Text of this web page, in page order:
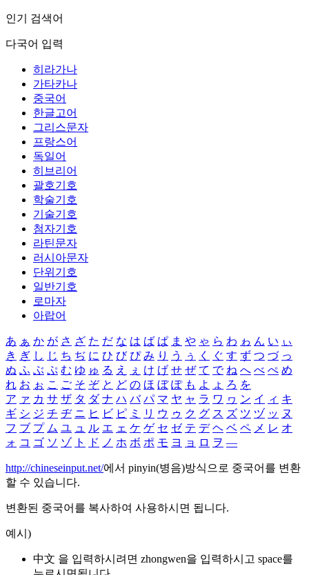
인기 검색어
다국어 입력
히라가나
가타카나
중국어
한글고어
그리스문자
프랑스어
독일어
히브리어
괄호기호
학술기호
기술기호
첨자기호
라틴문자
러시아문자
단위기호
일반기호
로마자
아랍어
あ ぁ か が さ ざ た だ な は ば ぱ ま や ゃ ら わ ゎ ん い ぃ
き ぎ し じ ち ぢ に ひ び ぴ み り う ぅ く ぐ す ず つ づ っ
ぬ ふ ぶ ぷ む ゆ ゅ る え ぇ け げ せ ぜ て で ね へ べ ぺ め
れ お ぉ こ ご そ ぞ と ど の ほ ぼ ぽ も よ ょ ろ を
ア ァ カ サ ザ タ ダ ナ ハ バ パ マ ヤ ャ ラ ワ ヮ ン イ ィ キ
ギ シ ジ チ ヂ ニ ヒ ビ ピ ミ リ ウ ゥ ク グ ス ズ ツ ヅ ッ ヌ
フ ブ プ ム ユ ュ ル エ ェ ケ ゲ セ ゼ テ デ ヘ ベ ペ メ レ オ
ォ コ ゴ ソ ゾ ト ド ノ ホ ボ ポ モ ヨ ョ ロ ヲ ―
http://chineseinput.net/에서 pinyin(병음)방식으로 중국어를 변환
할 수 있습니다.
변환된 중국어를 복사하여 사용하시면 됩니다.
예시)
中文 을 입력하시려면 zhongwen을 입력하시고 space를